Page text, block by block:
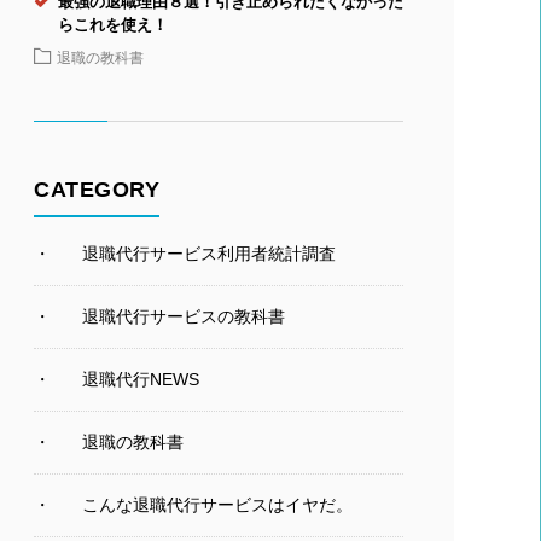
らこれを使え！
退職の教科書
CATEGORY
退職代行サービス利用者統計調査
退職代行サービスの教科書
退職代行NEWS
退職の教科書
こんな退職代行サービスはイヤだ。